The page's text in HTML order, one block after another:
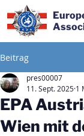
Beitrag
EPA
Wien mit
pres00007
11. Sept. 2025 1